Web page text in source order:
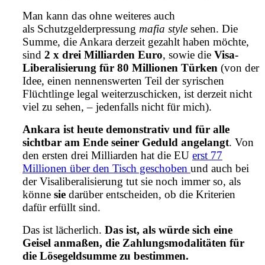
Man kann das ohne weiteres auch
als Schutzgelderpressung mafia style sehen. Die
Summe, die Ankara derzeit gezahlt haben möchte,
sind 2 x drei Milliarden Euro, sowie die Visa-
Liberalisierung für 80 Millionen Türken (von der
Idee, einen nennenswerten Teil der syrischen
Flüchtlinge legal weiterzuschicken, ist derzeit nicht
viel zu sehen, – jedenfalls nicht für mich).
Ankara ist heute demonstrativ und für alle
sichtbar am Ende seiner Geduld angelangt. Von
den ersten drei Milliarden hat die EU erst 77
Millionen über den Tisch geschoben und auch bei
der Visaliberalisierung tut sie noch immer so, als
könne sie darüber entscheiden, ob die Kriterien
dafür erfüllt sind.
Das ist lächerlich. Das ist, als würde sich eine
Geisel anmaßen, die Zahlungsmodalitäten für
die Lösegeldsumme zu bestimmen.